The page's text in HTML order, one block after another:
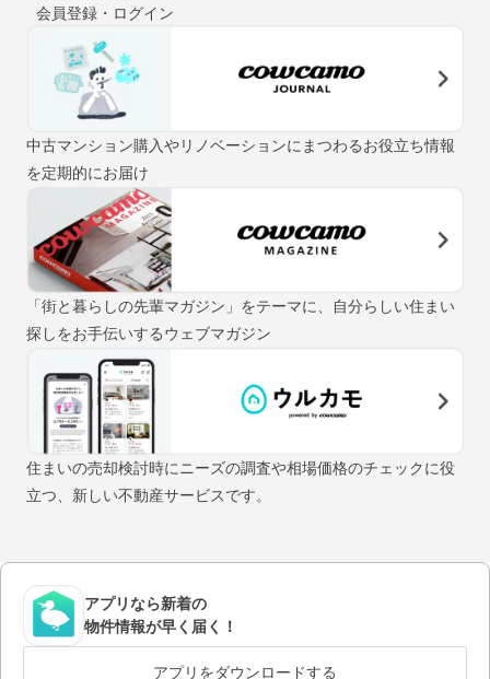
会員登録・ログイン
中古マンション購入やリノベーションにまつわるお役立ち情報
を定期的にお届け
「街と暮らしの先輩マガジン」をテーマに、自分らしい住まい
探しをお手伝いするウェブマガジン
住まいの売却検討時にニーズの調査や相場価格のチェックに役
立つ、新しい不動産サービスです。
アプリなら新着の
物件情報が早く届く！
アプリをダウンロードする